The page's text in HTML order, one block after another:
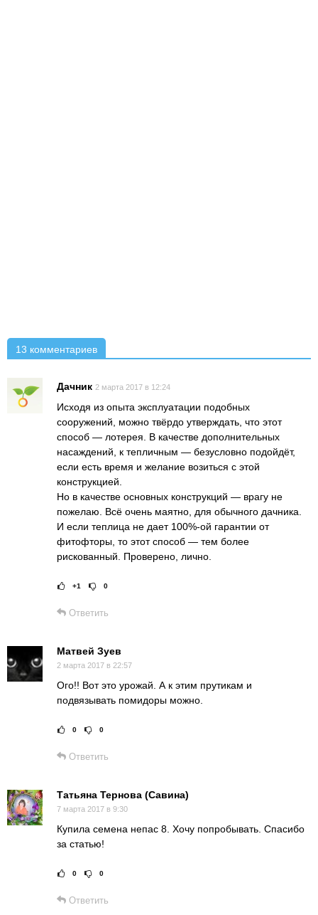
13 комментариев
Дачник 2 марта 2017 в 12:24
Исходя из опыта эксплуатации подобных
сооружений, можно твёрдо утверждать, что этот
способ — лотерея. В качестве дополнительных
насаждений, к тепличным — безусловно подойдёт,
если есть время и желание возиться с этой
конструкцией.
Но в качестве основных конструкций — врагу не
пожелаю. Всё очень маятно, для обычного дачника.
И если теплица не дает 100%-ой гарантии от
фитофторы, то этот способ — тем более
рискованный. Проверено, лично.
Рейтинг статьи:
+1 0
Ответить
Матвей Зуев
2 марта 2017 в 22:57
Ого!! Вот это урожай. А к этим прутикам и
подвязывать помидоры можно.
Рейтинг статьи:
0 0
Ответить
Татьяна Тернова (Савина)
7 марта 2017 в 9:30
Купила семена непас 8. Хочу попробывать. Спасибо
за статью!
Рейтинг статьи:
0 0
Ответить